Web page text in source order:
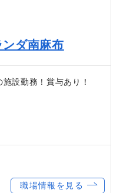
ンダ南麻布
設勤務！賞与あり！
職場情報を見る